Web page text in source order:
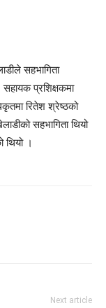
सहभागिता
प्रशिक्षकमा
रितेश श्रेष्ठको
सहभागिता थियो
थियो ।
Next article